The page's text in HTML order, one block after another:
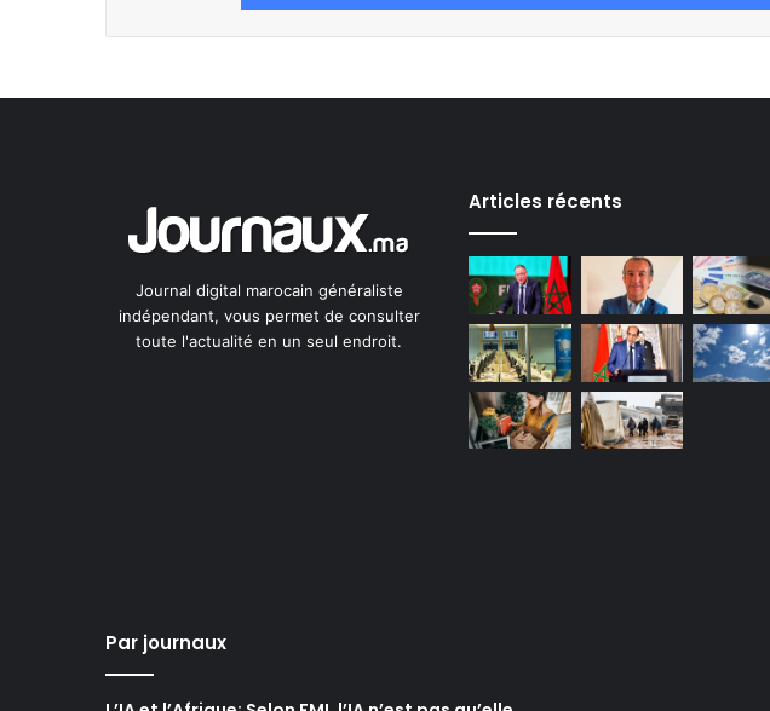
Journal digital marocain généraliste
indépendant, vous permet de consulter
toute l'actualité en un seul endroit.
Articles récents
Par journaux